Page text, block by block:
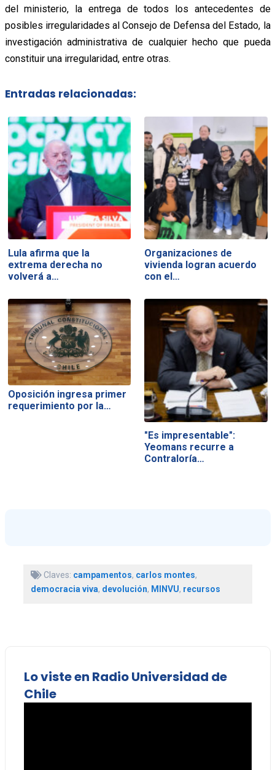
del ministerio, la entrega de todos los antecedentes de
posibles irregularidades al Consejo de Defensa del Estado, la
investigación administrativa de cualquier hecho que pueda
constituir una irregularidad, entre otras.
Entradas relacionadas:
Lula afirma que la
extrema derecha no
volverá a…
Organizaciones de
vivienda logran acuerdo
con el…
Oposición ingresa primer
requerimiento por la…
"Es impresentable":
Yeomans recurre a
Contraloría…
Claves: campamentos, carlos montes,
democracia viva, devolución, MINVU, recursos
Lo viste en Radio Universidad de
Chile